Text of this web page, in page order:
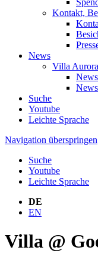
Kontakt,
News
Villa
News
Suche
Youtube
Leichte Sprache
Navigation überspringen
Suche
Youtube
Leichte Sprache
DE
EN
Villa @